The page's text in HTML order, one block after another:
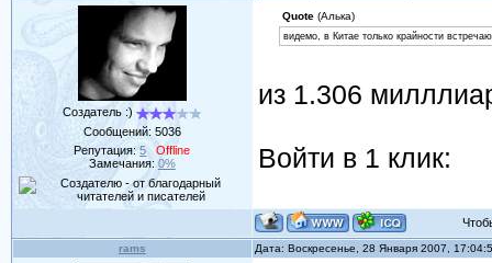
Создатель :)
Сообщений: 5036
Репутация:5
Offline
Замечания: 0%
Quote(Алька)
видемо, в Китае только крайности
из 1.306
Войти в 1 клик:
rams Дата: Воскресенье, 28 Января 2007,